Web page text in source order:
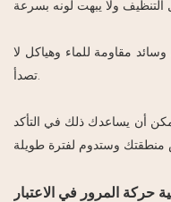
مقاومة للماء وهياكل لا
أن يساعدك ذلك في التأكد
حركة المرور في الاعتبار